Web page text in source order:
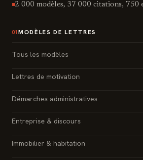
2 000 modèles, 37 000 citations, 750
01 MODÈLES DE LETTRES
Tous les modèles
Lettres de motivation
Démarches administratives
Entreprise & discours
Immobilier & habitation